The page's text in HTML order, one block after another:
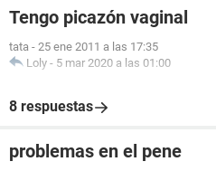
Tengo picazón vaginal
tata - 25 ene 2011 a las 17:35
Loly - 5 mar 2020 a las 01:00
8 respuestas
problemas en el pene